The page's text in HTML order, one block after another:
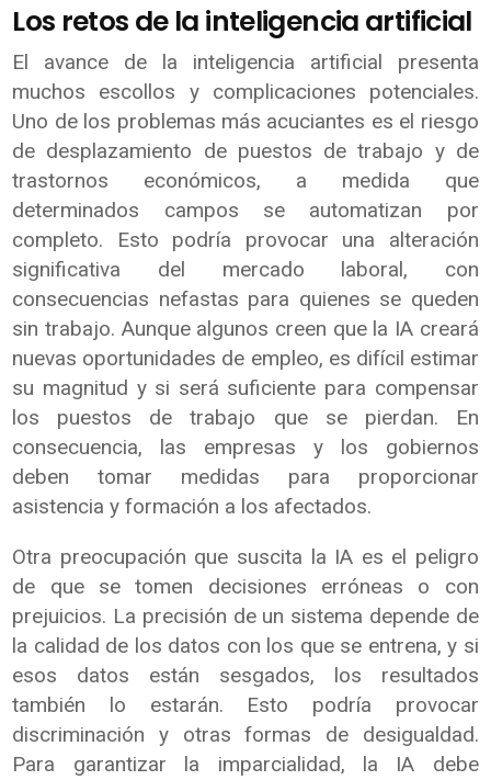
Los retos de la inteligencia artificial
El avance de la inteligencia artificial presenta
muchos escollos y complicaciones potenciales.
Uno de los problemas más acuciantes es el riesgo
de desplazamiento de puestos de trabajo y de
trastornos económicos, a medida que
determinados campos se automatizan por
completo. Esto podría provocar una alteración
significativa del mercado laboral, con
consecuencias nefastas para quienes se queden
sin trabajo. Aunque algunos creen que la IA creará
nuevas oportunidades de empleo, es difícil estimar
su magnitud y si será suficiente para compensar
los puestos de trabajo que se pierdan. En
consecuencia, las empresas y los gobiernos
deben tomar medidas para proporcionar
asistencia y formación a los afectados.
Otra preocupación que suscita la IA es el peligro
de que se tomen decisiones erróneas o con
prejuicios. La precisión de un sistema depende de
la calidad de los datos con los que se entrena, y si
esos datos están sesgados, los resultados
también lo estarán. Esto podría provocar
discriminación y otras formas de desigualdad.
Para garantizar la imparcialidad, la IA debe